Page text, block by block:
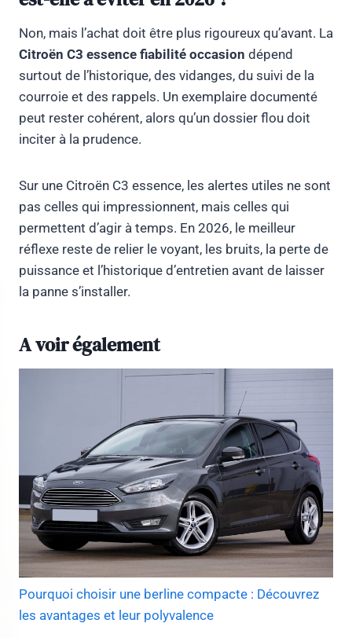
Non, mais l’achat doit être plus rigoureux qu’avant. La
Citroën C3 essence fiabilité occasion dépend
surtout de l’historique, des vidanges, du suivi de la
courroie et des rappels. Un exemplaire documenté
peut rester cohérent, alors qu’un dossier flou doit
inciter à la prudence.
Sur une Citroën C3 essence, les alertes utiles ne sont
pas celles qui impressionnent, mais celles qui
permettent d’agir à temps. En 2026, le meilleur
réflexe reste de relier le voyant, les bruits, la perte de
puissance et l’historique d’entretien avant de laisser
la panne s’installer.
A voir également
Pourquoi choisir une berline compacte : Découvrez
les avantages et leur polyvalence